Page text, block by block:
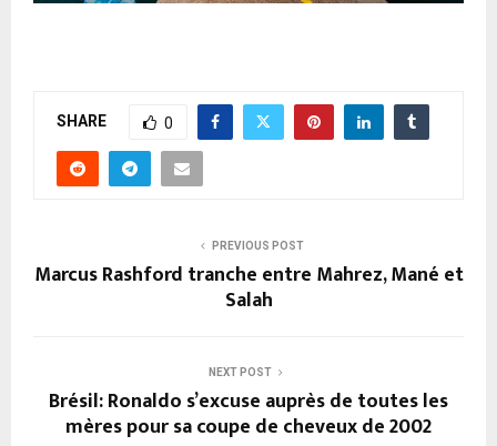
SHARE 0
PREVIOUS POST
Marcus Rashford tranche entre Mahrez, Mané et
Salah
NEXT POST
Brésil: Ronaldo s’excuse auprès de toutes les
mères pour sa coupe de cheveux de 2002